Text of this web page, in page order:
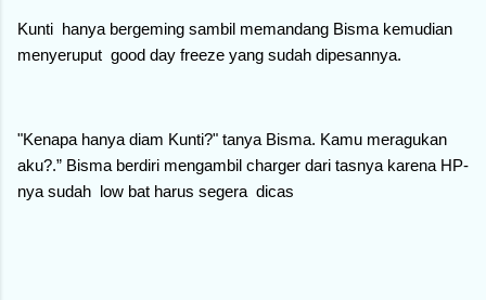
Kunti hanya bergeming sambil memandang Bisma kemudian
menyeruput good day freeze yang sudah dipesannya.
"Kenapa hanya diam Kunti?" tanya Bisma. Kamu meragukan
aku?.” Bisma berdiri mengambil charger dari tasnya karena HP-
nya sudah low bat harus segera dicas